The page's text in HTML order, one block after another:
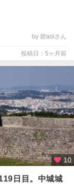
by 碧aoiさん
投稿日：5ヶ月前
10
日目。中城城